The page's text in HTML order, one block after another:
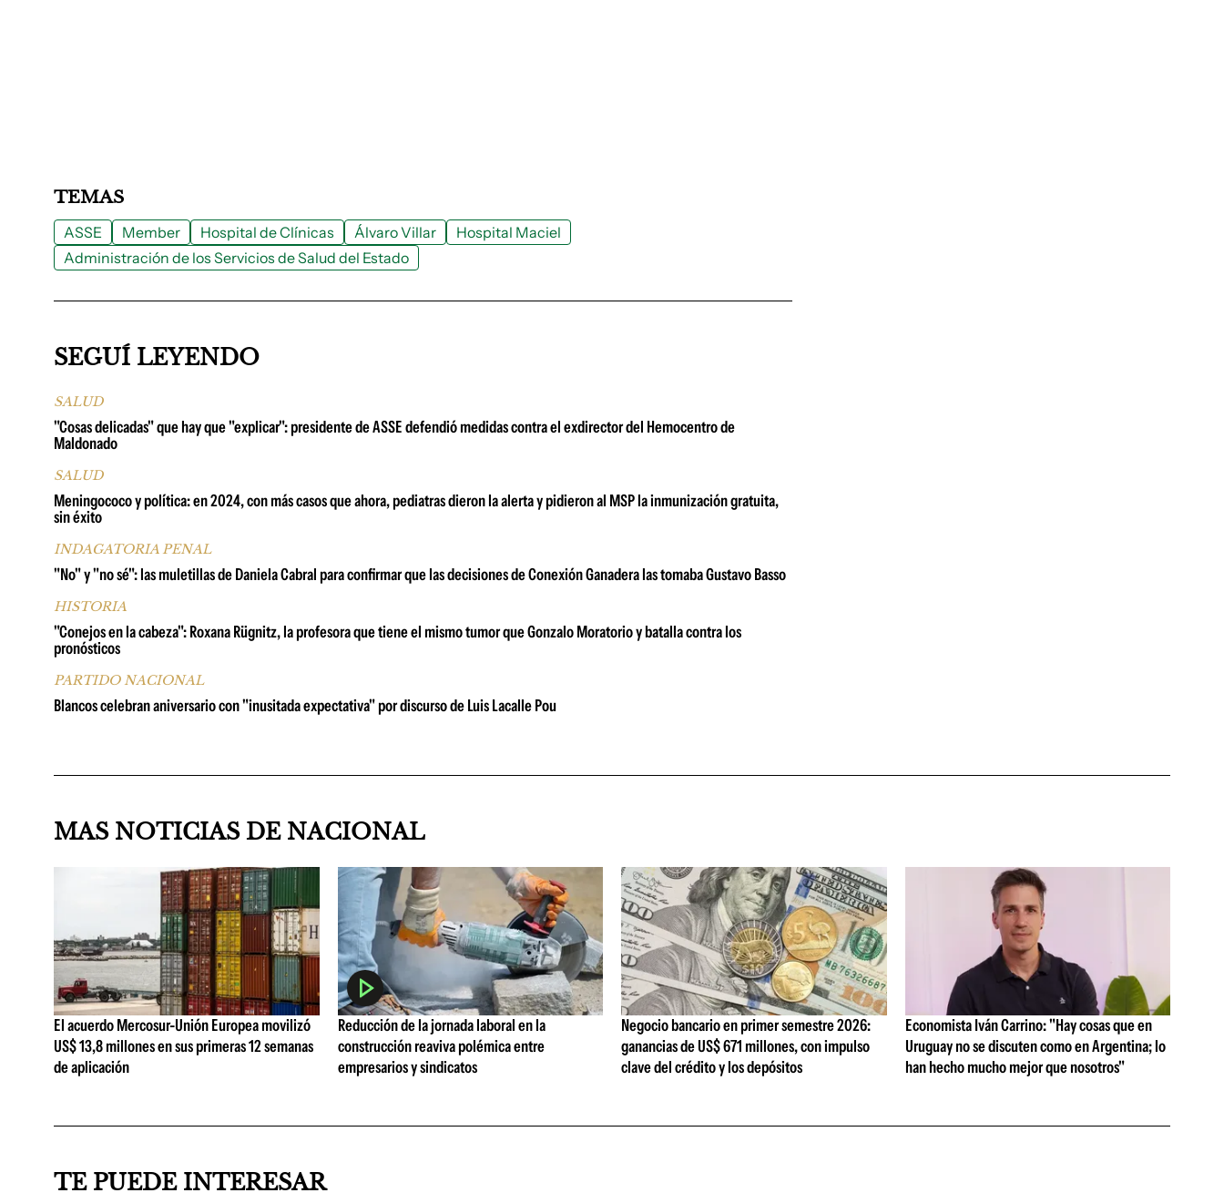
TEMAS
ASSE Member Hospital de Clínicas Álvaro Villar
Hospital Maciel
Administración de los Servicios de Salud del Estado
SEGUÍ LEYENDO
SALUD
"Cosas delicadas" que hay que "explicar": presidente de ASSE defendió medidas contra el exdirector del Hemocentro de
Maldonado
SALUD
Meningococo y política: en 2024, con más casos que ahora, pediatras dieron la alerta y pidieron al MSP la inmunización gratuita,
sin éxito
INDAGATORIA PENAL
"No" y "no sé": las muletillas de Daniela Cabral para confirmar que las decisiones de Conexión Ganadera las tomaba Gustavo Basso
HISTORIA
"Conejos en la cabeza": Roxana Rügnitz, la profesora que tiene el mismo tumor que Gonzalo Moratorio y batalla contra los
pronósticos
PARTIDO NACIONAL
Blancos celebran aniversario con "inusitada expectativa" por discurso de Luis Lacalle Pou
MAS NOTICIAS DE NACIONAL
El acuerdo Mercosur-Unión Europea movilizó
US$ 13,8 millones en sus primeras 12 semanas
de aplicación
Reducción de la jornada laboral en la
construcción reaviva polémica entre
empresarios y sindicatos
Negocio bancario en primer semestre 2026:
ganancias de US$ 671 millones, con impulso
clave del crédito y los depósitos
Economista Iván Carrino: "Hay cosas que en
Uruguay no se discuten como en Argentina; lo
han hecho mucho mejor que nosotros"
TE PUEDE INTERESAR